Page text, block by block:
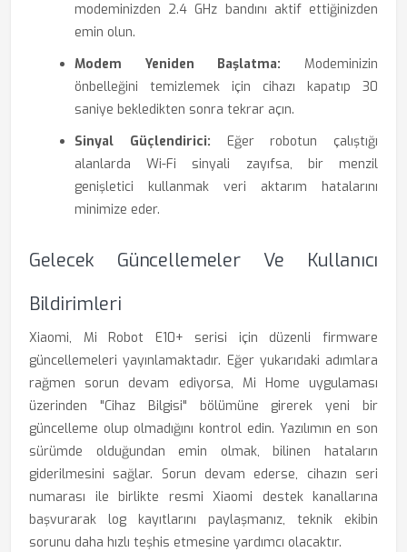
modeminizden 2.4 GHz bandını aktif ettiğinizden
emin olun.
Modem Yeniden Başlatma: Modeminizin
önbelleğini temizlemek için cihazı kapatıp 30
saniye bekledikten sonra tekrar açın.
Sinyal Güçlendirici: Eğer robotun çalıştığı
alanlarda Wi-Fi sinyali zayıfsa, bir menzil
genişletici kullanmak veri aktarım hatalarını
minimize eder.
Gelecek Güncellemeler Ve Kullanıcı
Bildirimleri
Xiaomi, Mi Robot E10+ serisi için düzenli firmware
güncellemeleri yayınlamaktadır. Eğer yukarıdaki adımlara
rağmen sorun devam ediyorsa, Mi Home uygulaması
üzerinden "Cihaz Bilgisi" bölümüne girerek yeni bir
güncelleme olup olmadığını kontrol edin. Yazılımın en son
sürümde olduğundan emin olmak, bilinen hataların
giderilmesini sağlar. Sorun devam ederse, cihazın seri
numarası ile birlikte resmi Xiaomi destek kanallarına
başvurarak log kayıtlarını paylaşmanız, teknik ekibin
sorunu daha hızlı teşhis etmesine yardımcı olacaktır.